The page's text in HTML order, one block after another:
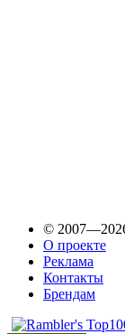
©
О проекте
Реклама
Контакты
Брендам